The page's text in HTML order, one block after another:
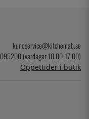
kundservice@kitchenlab.se
(vardagar 10.00-17.00)
Öppettider i butik